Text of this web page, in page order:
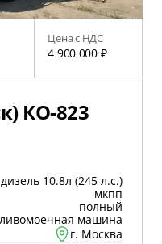
Цена с НДС
4 900 000 ₽
КО-823
дизель 10.8л (245 л.с.)
мкпп
полный
машина
г. Москва